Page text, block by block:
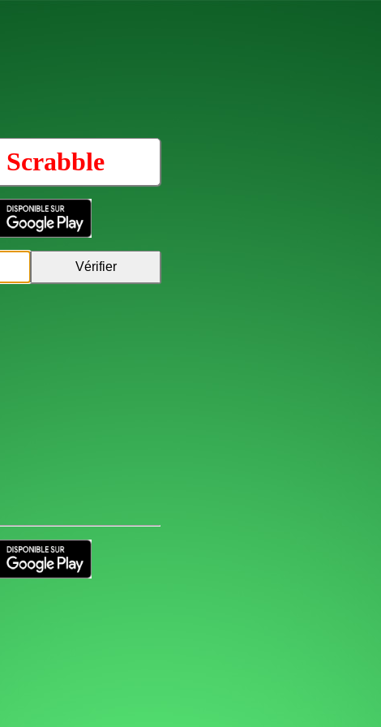
Scrabble